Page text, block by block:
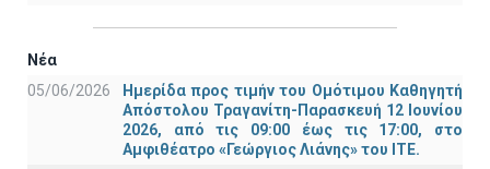
Νέα
05/06/2026
Ημερίδα προς τιμήν του Ομότιμου Καθηγητή
Απόστολου Τραγανίτη-Παρασκευή 12 Ιουνίου
2026, από τις 09:00 έως τις 17:00, στο
Αμφιθέατρο «Γεώργιος Λιάνης» του ΙΤΕ.